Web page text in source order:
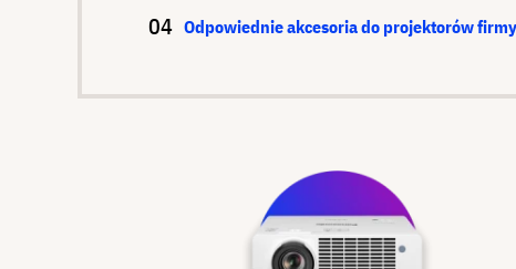
Odpowiednie akcesoria do projektorów